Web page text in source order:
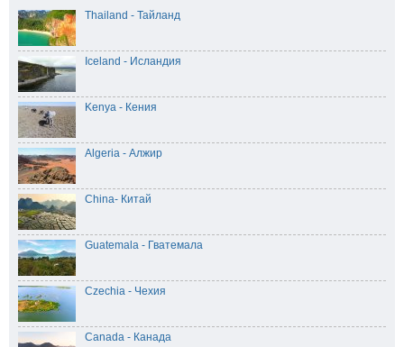
Thailand - Тайланд
Iceland - Исландия
Kenya - Кения
Algeria - Алжир
China- Китай
Guatemala - Гватемала
Czechia - Чехия
Canada - Канада